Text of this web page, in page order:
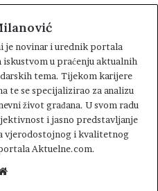
je novinar i urednik portala
u praćenju aktualnih
tema. Tijekom karijere
te se specijalizirao za analizu
život građana. U svom radu
i jasno predstavljanje
vjerodostojnog i kvalitetnog
Aktuelne.com.